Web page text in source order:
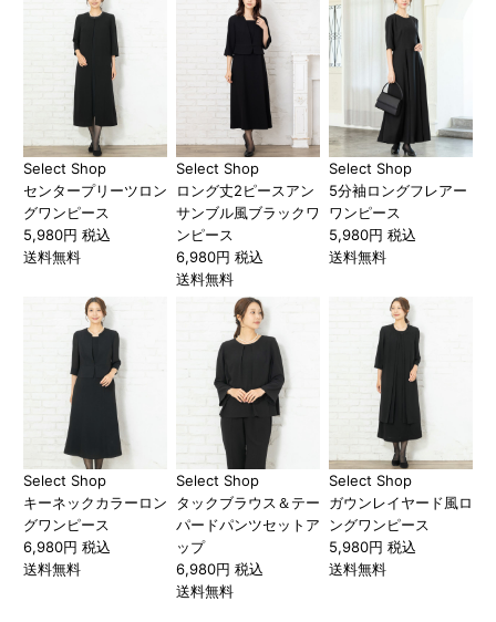
Select Shop
センタープリーツロン
グワンピース
5,980円 税込
送料無料
Select Shop
ロング丈2ピースアン
サンブル風ブラックワ
ンピース
6,980円 税込
送料無料
Select Shop
5分袖ロングフレアー
ワンピース
5,980円 税込
送料無料
Select Shop
キーネックカラーロン
グワンピース
6,980円 税込
送料無料
Select Shop
タックブラウス＆テー
パードパンツセットア
ップ
6,980円 税込
送料無料
Select Shop
ガウンレイヤード風ロ
ングワンピース
5,980円 税込
送料無料